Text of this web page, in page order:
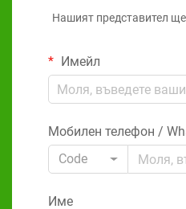
Нашият представител
Имейл
Мобилен телефон /
Code
Име